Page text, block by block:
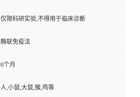
仅限科研实验,不得用于临床诊断
酶联免疫法
6个月
人,小鼠,大鼠,猴,鸡等